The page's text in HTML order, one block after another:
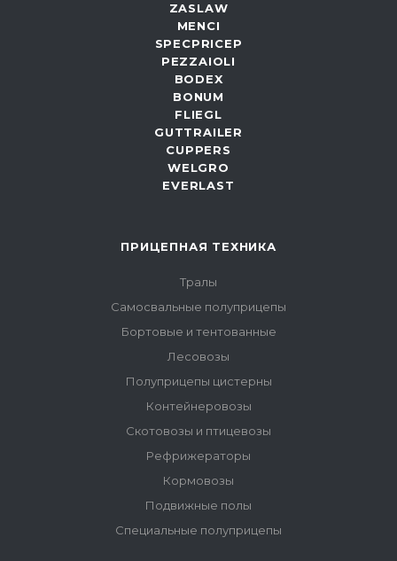
ZASLAW
MENCI
SPECPRICEP
PEZZAIOLI
BODEX
BONUM
FLIEGL
GUTTRAILER
CUPPERS
WELGRO
EVERLAST
ПРИЦЕПНАЯ ТЕХНИКА
Тралы
Самосвальные полуприцепы
Бортовые и тентованные
Лесовозы
Полуприцепы цистерны
Контейнеровозы
Скотовозы и птицевозы
Рефрижераторы
Кормовозы
Подвижные полы
Специальные полуприцепы